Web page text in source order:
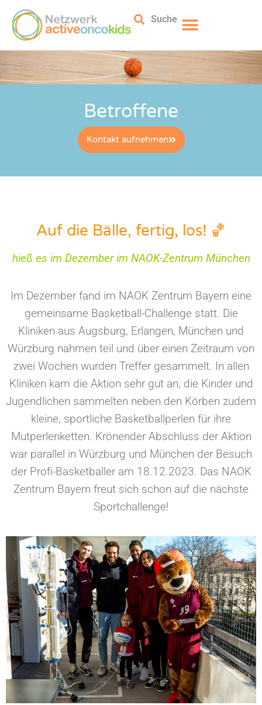
Suche
Betroffene
Kontakt aufnehmen
Auf die Bälle, fertig, los! 🏀
hieß es im Dezember im NAOK-Zentrum München
Im Dezember fand im NAOK Zentrum Bayern eine
gemeinsame Basketball-Challenge statt. Die
Kliniken aus Augsburg, Erlangen, München und
Würzburg nahmen teil und über einen Zeitraum von
zwei Wochen wurden Treffer gesammelt. In allen
Kliniken kam die Aktion sehr gut an, die Kinder und
Jugendlichen sammelten neben den Körben zudem
kleine, sportliche Basketballperlen für ihre
Mutperlenketten. Krönender Abschluss der Aktion
war parallel in Würzburg und München der Besuch
der Profi-Basketballer am 18.12.2023. Das NAOK
Zentrum Bayern freut sich schon auf die nächste
Sportchallenge!